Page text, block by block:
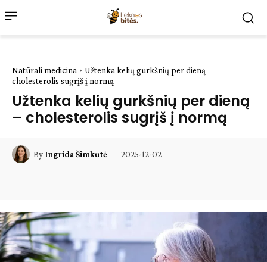
Natūrali medicina
Užtenka kelių gurkšnių per dieną –
cholesterolis sugrįš į normą
Užtenka kelių gurkšnių per dieną
– cholesterolis sugrįš į normą
By Ingrida Šimkutė 2025-12-02